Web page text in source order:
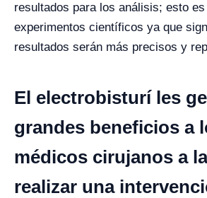
resultados para los análisis; esto
experimentos científicos ya que
resultados serán más precisos y
El electrobisturí les
grandes beneficios a
médicos cirujanos a
realizar una